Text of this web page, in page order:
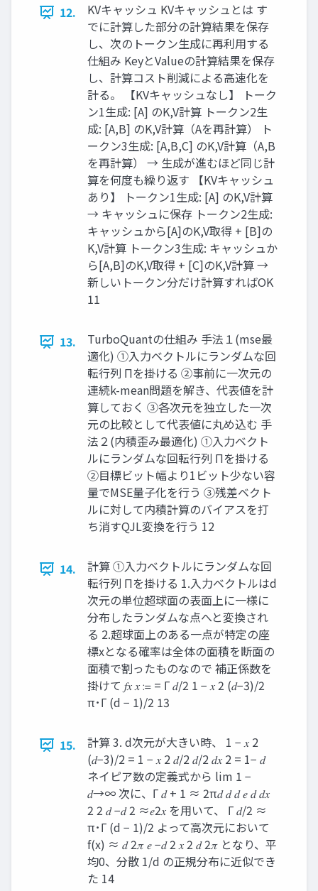
12.
KVキャッシュ KVキャッシュとは す
でに計算した部分の計算結果を保存
し、次のトークン生成に再利用する
仕組み KeyとValueの計算結果を保存
し、計算コスト削減による高速化を
計る。 【KVキャッシュなし】 トーク
ン1生成: [A] のK,V計算 トークン2生
成: [A,B] のK,V計算（Aを再計算） ト
ークン3生成: [A,B,C] のK,V計算（A,B
を再計算） → 生成が進むほど同じ計
算を何度も繰り返す 【KVキャッシュ
あり】 トークン1生成: [A] のK,V計算
→ キャッシュに保存 トークン2生成:
キャッシュから[A]のK,V取得 + [B]の
K,V計算 トークン3生成: キャッシュか
ら[A,B]のK,V取得 + [C]のK,V計算 →
新しいトークン分だけ計算すればOK
11
13.
TurboQuantの仕組み 手法１(mse最
適化) ①入力ベクトルにランダムな回
転行列 Πを掛ける ②事前に一次元の
連続k-mean問題を解き、代表値を計
算しておく ③各次元を独立した一次
元の比較として代表値に丸め込む 手
法２(内積歪み最適化) ①入力ベクト
ルにランダムな回転行列 Πを掛ける
②目標ビット幅より1ビット少ない容
量でMSE量子化を行う ③残差ベクト
ルに対して内積計算のバイアスを打
ち消すQJL変換を行う 12
14.
計算 ①入力ベクトルにランダムな回
転行列 Πを掛ける 1.入力ベクトルはd
次元の単位超球面の表面上に一様に
分布したランダムな点へと変換され
る 2.超球面上のある一点が特定の座
標xとなる確率は全体の面積を断面の
面積で割ったものなので 補正係数を
掛けて 𝑓𝑥 𝑥 ≔ = Γ 𝑑/2 1 − 𝑥 2 (𝑑−3)/2
π･Γ (d − 1)/2 13
15.
計算 3. d次元が大きい時、 1 − 𝑥 2
(𝑑−3)/2 = 1 − 𝑥 2 𝑑/2 𝑑/2 𝑑𝑥 2 = 1− 𝑑
ネイピア数の定義式から lim 1 −
𝑑→∞ 次に、Γ 𝑑 + 1 ≈ 2π𝑑 𝑑 𝑑 𝑒 𝑑 𝑑𝑥
2 2 𝑑 −𝑑 2 ≈𝑒2𝑥 を用いて、 Γ 𝑑/2 ≈
π･Γ (d − 1)/2 よって高次元において
f(x) ≈ 𝑑 2𝜋 𝑒 −𝑑 2 𝑥 2 𝑑 2𝜋 となり、平
均0、分散 1/d の正規分布に近似でき
た 14